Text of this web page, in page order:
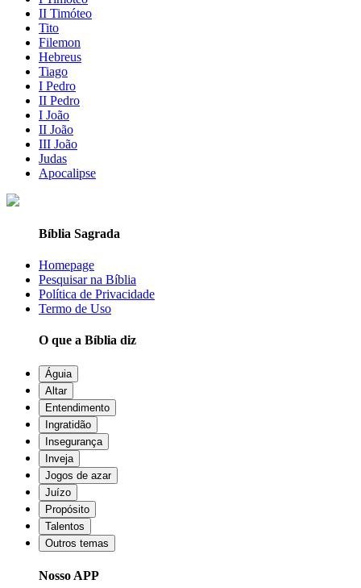
II Timóteo
Tito
Filemon
Hebreus
Tiago
I Pedro
II Pedro
I João
II João
III João
Judas
Apocalipse
Bíblia Sagrada
Homepage
Pesquisar na Bíblia
Política de Privacidade
Termo de Uso
O que a Bíblia diz
Águia
Altar
Entendimento
Ingratidão
Insegurança
Inveja
Jogos de azar
Juízo
Propósito
Talentos
Outros temas
Nosso APP